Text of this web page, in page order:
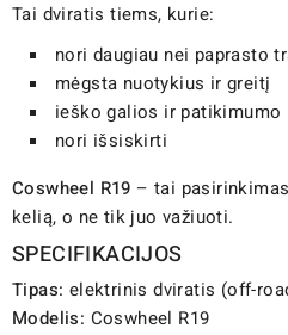
Tai dviratis tiems, kurie:
nori daugiau nei paprasto
mėgsta nuotykius ir greitį
ieško galios ir patikimumo
nori išsiskirti
Coswheel R19 – tai
kelią, o ne tik juo važiuoti.
SPECIFIKACIJOS
Tipas: elektrinis dviratis (off-
Modelis: Coswheel R19